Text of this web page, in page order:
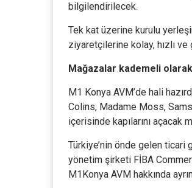
bilgilendirilecek.
Tek kat üzerine kurulu
ziyaretçilerine kolay, hızlı ve
Mağazalar kademeli
M1 Konya AVM’de hali
Colins, Madame Moss,
içerisinde kapılarını açacak
Türkiye’nin önde gelen ticari
yönetim şirketi FİBA
M1Konya AVM hakkında